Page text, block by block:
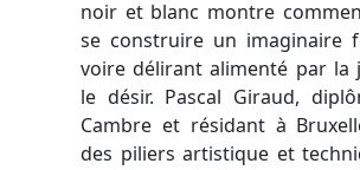
noir et blanc montre
se construire un imaginaire
voire délirant alimenté par la
le désir. Pascal Giraud,
Cambre et résidant à
des piliers artistique et